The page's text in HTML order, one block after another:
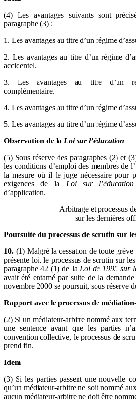
(4) Les avantages suivants sont
paragraphe (3) :
1. Les avantages au titre d’un régime
2. Les avantages au titre d’un régime
accidentel.
3. Les avantages au titre d’un
complémentaire.
4. Les avantages au titre d’un régime
5. Les avantages au titre d’un régime
Observation de la Loi sur l’éducation
(5) Sous réserve des paragraphes (2) et
les conditions d’emploi des membres de
la mesure où il le juge nécessaire pour
exigences de la Loi sur l’éducation
d’application.
Arbitrage et processus
sur les dernières
Poursuite du processus de scrutin sur
10. (1) Malgré la cessation de toute
présente loi, le processus de scrutin sur
paragraphe 42 (1) de la Loi de 1995 sur
avait été entamé par suite de la
novembre 2000 se poursuit, sous réserve
Rapport avec le processus de
(2) Si un médiateur-arbitre nommé aux
une sentence avant que les parties
convention collective, le processus de
prend fin.
Idem
(3) Si les parties passent une nouvelle
qu’un médiateur-arbitre ne soit nommé
aucun médiateur-arbitre ne doit être